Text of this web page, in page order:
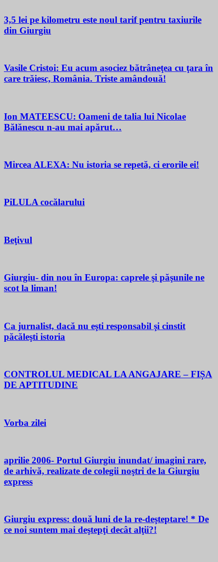
3,5 lei pe kilometru este noul tarif pentru taxiurile
din Giurgiu
Vasile Cristoi: Eu acum asociez bătrâneţea cu ţara în
care trăiesc, România. Triste amândouă!
Ion MATEESCU: Oameni de talia lui Nicolae
Bălănescu n-au mai apărut…
Mircea ALEXA: Nu istoria se repetă, ci erorile ei!
PiLULA cocălarului
Beţivul
Giurgiu- din nou în Europa: caprele şi păşunile ne
scot la liman!
Ca jurnalist, dacă nu eşti responsabil şi cinstit
păcăleşti istoria
CONTROLUL MEDICAL LA ANGAJARE – FIȘA
DE APTITUDINE
Vorba zilei
aprilie 2006- Portul Giurgiu inundat/ imagini rare,
de arhivă, realizate de colegii noştri de la Giurgiu
express
Giurgiu express: două luni de la re-deşteptare! * De
ce noi suntem mai deştepţi decât alţii?!